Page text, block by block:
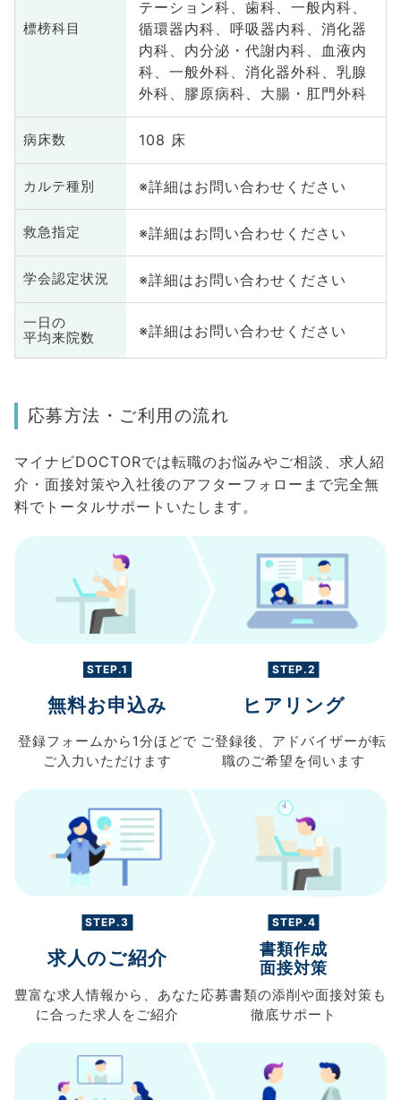
標榜科目
テーション科、歯科、一般内科、
循環器内科、呼吸器内科、消化器
内科、内分泌・代謝内科、血液内
科、一般外科、消化器外科、乳腺
外科、膠原病科、大腸・肛門外科
病床数 108 床
カルテ種別 ※詳細はお問い合わせください
救急指定 ※詳細はお問い合わせください
学会認定状況 ※詳細はお問い合わせください
一日の
平均来院数
※詳細はお問い合わせください
応募方法・ご利用の流れ
マイナビDOCTORでは転職のお悩みやご相談、求人紹
介・面接対策や入社後のアフターフォローまで完全無
料でトータルサポートいたします。
STEP.1
無料お申込み
登録フォームから 1分ほどで
ご入力 いただけます
STEP.2
ヒアリング
ご登録後、 アドバイザーが転
職のご希望を伺います
STEP.3
求人のご紹介
豊富な求人情報から、 あなた
に合った求人を ご紹介
STEP.4
書類作成
面接対策
応募書類の添削や面接対策も
徹底サポート